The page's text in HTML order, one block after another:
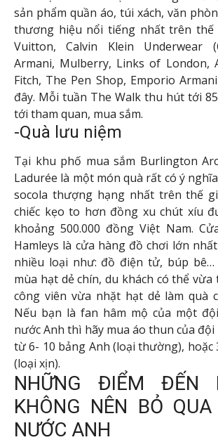
sản phẩm quần áo, túi xách, văn
thương hiệu nổi tiếng nhất trên thế
Vuitton, Calvin Klein Underwear
Armani, Mulberry, Links of London,
Fitch, The Pen Shop, Emporio
đây. Mỗi tuần The Walk thu hút tới
tới tham quan, mua sắm.
-Quà lưu niệm
Tại khu phố mua sắm Burlington
Ladurée là một món quà rất có ý
socola thượng hạng nhất trên thế
chiếc kẹo to hơn đồng xu chút xíu
khoảng 500.000 đồng Việt Nam.
Hamleys là cửa hàng đồ chơi lớn
nhiều loại như: đồ điện tử, búp
mùa hạt dẻ chín, du khách có thể
công viên vừa nhặt hạt dẻ làm quà
Nếu bạn là fan hâm mộ của một
nước Anh thì hãy mua áo thun của
từ 6- 10 bảng Anh (loại thường), hoặc
(loại xịn).
NHỮNG ĐIỂM ĐẾN
KHÔNG NÊN BỎ
NƯỚC ANH